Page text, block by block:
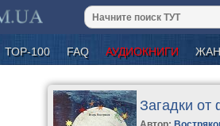
ТОР-100 FAQ АУДИОКНИГИ
Загадки от